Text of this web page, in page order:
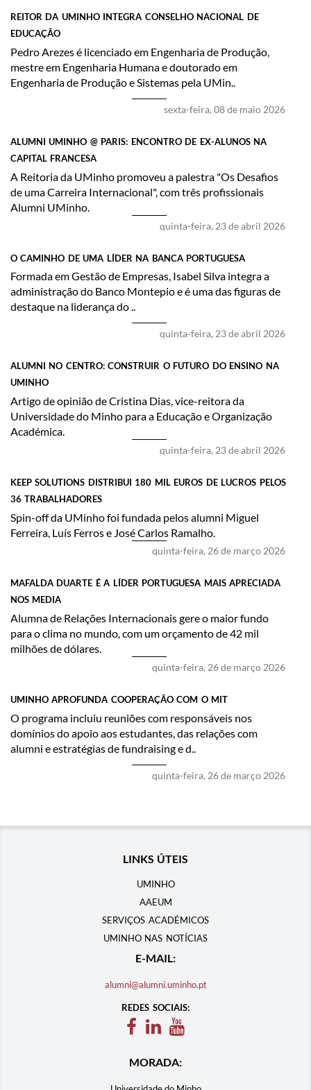
REITOR DA UMINHO INTEGRA CONSELHO NACIONAL DE
EDUCAÇÃO
​Pedro Arezes é licenciado em Engenharia de Produção,
mestre em Engenharia Humana e doutorado em
Engenharia de Produção e Sistemas pela UMin..
sexta-feira, 08 de maio 2026
ALUMNI UMINHO @ PARIS: ENCONTRO DE EX-ALUNOS NA
CAPITAL FRANCESA
​A Reitoria da UMinho promoveu a palestra "Os Desafios
de uma Carreira Internacional", com três profissionais
Alumni UMinho.
quinta-feira, 23 de abril 2026
O CAMINHO DE UMA LÍDER NA BANCA PORTUGUESA
​Formada em Gestão de Empresas, Isabel Silva integra a
administração do Banco Montepio e é uma das figuras de
destaque na liderança do ..
quinta-feira, 23 de abril 2026
ALUMNI NO CENTRO: CONSTRUIR O FUTURO DO ENSINO NA
UMINHO
Artigo de opinião de ​Cristina Dias, vice-reitora da
Universidade do Minho para a Educação e Organização
Académica.
quinta-feira, 23 de abril 2026
KEEP SOLUTIONS DISTRIBUI 180 MIL EUROS DE LUCROS PELOS
36 TRABALHADORES
​Spin-off da UMinho foi fundada pelos alumni Miguel
Ferreira, Luís Ferros e José Carlos Ramalho.
quinta-feira, 26 de março 2026
MAFALDA DUARTE É A LÍDER PORTUGUESA MAIS APRECIADA
NOS MEDIA
Alumna de Relações Internacionais gere o maior fundo
para o clima no mundo, com um orçamento de 42 mil
milhões de dólares.
quinta-feira, 26 de março 2026
UMINHO APROFUNDA COOPERAÇÃO COM O MIT
​O programa incluiu reuniões com responsáveis nos
domínios do apoio aos estudantes, das relações com
alumni e estratégias de fundraising e d..
quinta-feira, 26 de março 2026
LINKS ÚTEIS
UMINHO
AAEUM
SERVIÇOS ACADÉMICOS
UMINHO NAS NOTÍCIAS
E-MAIL:
alumni@alumni.uminho.pt
REDES SOCIAIS:
MORADA: